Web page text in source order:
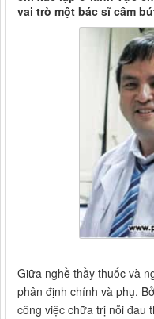
vai trò một bác sĩ cầm
Giữa nghề thầy thuốc và
phân định chính và phụ.
công việc chữa trị nỗi đau